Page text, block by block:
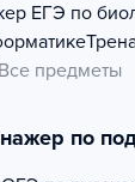
ЕГЭ по
Все предметы
по